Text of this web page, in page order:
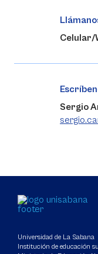
Celular/
Sergio
Universidad de La Sabana
Institución de educación